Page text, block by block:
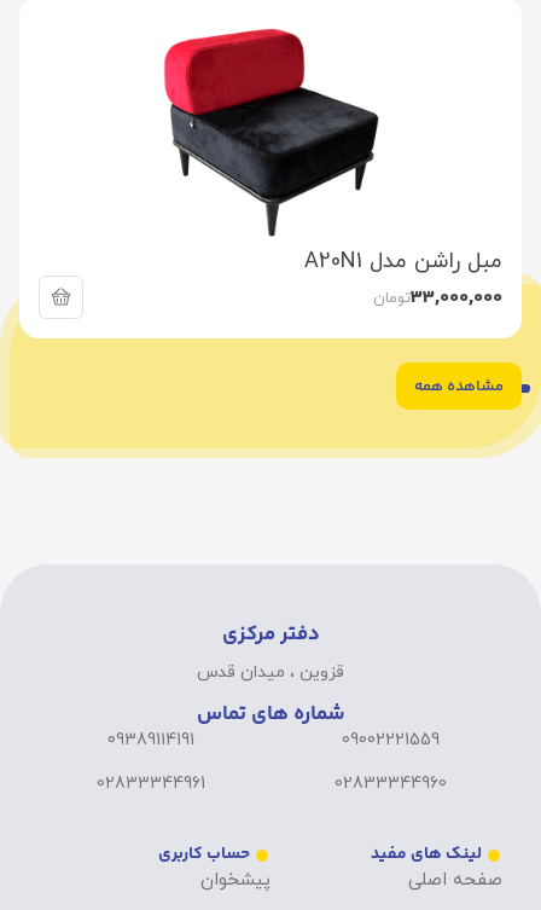
مبل راشن مدل A20N1
33,000,000تومان
1
2
3
4 مشاهده همه
دفتر مرکزی
قزوین ، میدان قدس
شماره های تماس
09002221559
02833344960
09389114191
02833344961
لینک های مفید
صفحه اصلی
حساب کاربری
پیشخوان